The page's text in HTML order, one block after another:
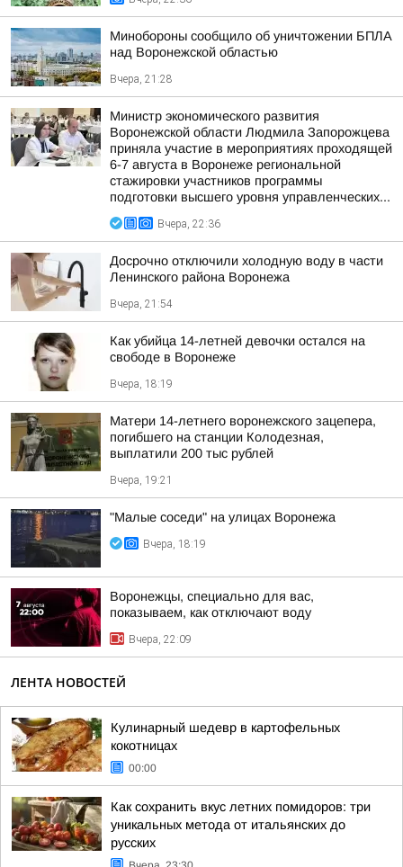
Минобороны сообщило об уничтожении БПЛА
над Воронежской областью
Вчера, 21:28
Министр экономического развития
Воронежской области Людмила Запорожцева
приняла участие в мероприятиях проходящей
6-7 августа в Воронеже региональной
стажировки участников программы
подготовки высшего уровня управленческих...
Вчера, 22:36
Досрочно отключили холодную воду в части
Ленинского района Воронежа
Вчера, 21:54
Как убийца 14-летней девочки остался на
свободе в Воронеже
Вчера, 18:19
Матери 14-летнего воронежского зацепера,
погибшего на станции Колодезная,
выплатили 200 тыс рублей
Вчера, 19:21
"Малые соседи" на улицах Воронежа
Вчера, 18:19
Воронежцы, специально для вас,
показываем, как отключают воду
Вчера, 22:09
ЛЕНТА НОВОСТЕЙ
Кулинарный шедевр в картофельных
кокотницах
00:00
Как сохранить вкус летних помидоров: три
уникальных метода от итальянских до
русских